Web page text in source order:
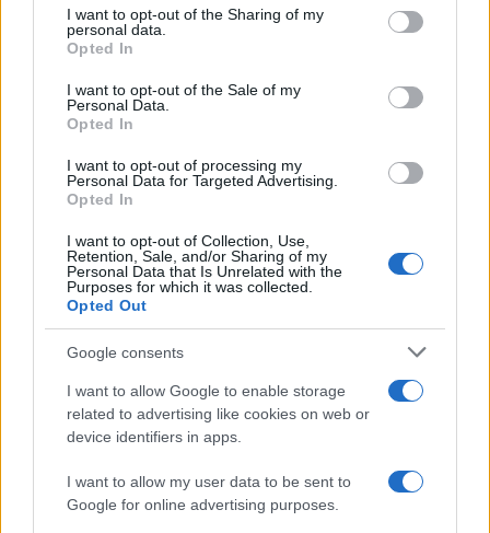
I want to opt-out of the Sharing of my
personal data.
Opted In
I want to opt-out of the Sale of my
Personal Data.
Opted In
I want to opt-out of processing my
Personal Data for Targeted Advertising.
Opted In
I want to opt-out of Collection, Use,
Retention, Sale, and/or Sharing of my
Personal Data that Is Unrelated with the
Purposes for which it was collected.
Opted Out
Google consents
I want to allow Google to enable storage
related to advertising like cookies on web or
device identifiers in apps.
I want to allow my user data to be sent to
Google for online advertising purposes.
di rimpiangere.
La scelta di Novak
Djokovic non si è mai definito novax
, ha fin qui
rifiutato di rivelare la sua scelta, giustamente
non ha fatto proselitismo, non ha detto niente
per eccitare i fanatici che nel siero miracolo
trovano draghi e incantesimi: ha posto le sue
condizioni, mettendo in conto la rinuncia
in denaro. Un altro campione,Gianni Rivera
andato oltre, dicendo serenamente a Porta a Porta
sento in giro di reazioni avverse pericolose”, al
che un Bruno Vespa sprizzante indignazione da